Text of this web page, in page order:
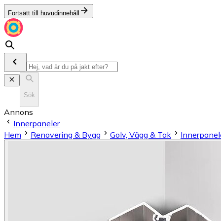
Fortsätt till huvudinnehåll
Sök
Annons
Innerpaneler
Hem
Renovering & Bygg Golv, Vägg & Tak